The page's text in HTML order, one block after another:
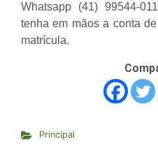
Whatsapp (41) 99544-
tenha em mãos a conta
matrícula.
Principal